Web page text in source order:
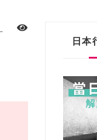
日本